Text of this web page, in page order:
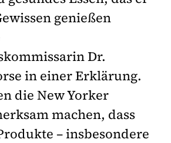
genießen
Dr.
in einer Erklärung.
die New Yorker
machen, dass
– insbesondere